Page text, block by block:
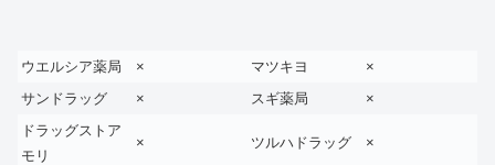
ウエルシア薬局 × マツキヨ
×
サンドラッグ
× スギ薬局
×
ドラッグストア
モリ
× ツルハドラッグ ×